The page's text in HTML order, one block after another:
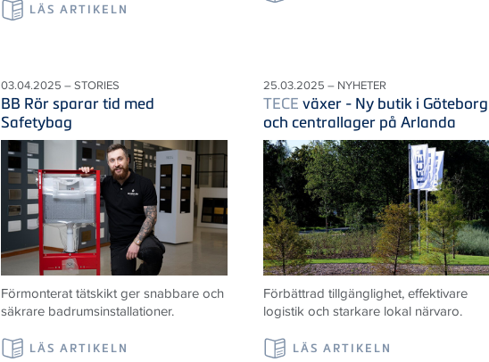
LÄS ARTIKELN
03.04.2025 – STORIES
BB Rör sparar tid med
Safetybag
Förmonterat tätskikt ger snabbare och
säkrare badrumsinstallationer.
LÄS ARTIKELN
25.03.2025 – NYHETER
TECE växer - Ny butik i Göteborg
och centrallager på Arlanda
Förbättrad tillgänglighet, effektivare
logistik och starkare lokal närvaro.
LÄS ARTIKELN